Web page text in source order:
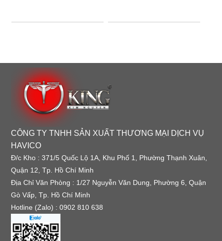
CÔNG TY TNHH SẢN XUẤT THƯƠNG MẠI DỊCH VỤ
HAVICO
Đ/c Kho : 371/5 Quốc Lộ 1A, Khu Phố 1, Phường Thạnh Xuân,
Quận 12, Tp. Hồ Chí Minh
Địa Chỉ Văn Phòng : 1/27 Nguyễn Văn Dung, Phường 6, Quận
Gò Vấp, Tp. Hồ Chí Minh
Hotline (Zalo) : 0902 810 638